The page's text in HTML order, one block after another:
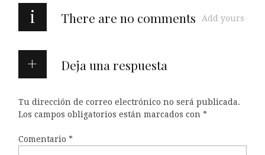
i There are no comments Add yours
Deja una respuesta
Tu dirección de correo electrónico no será publicada.
Los campos obligatorios están marcados con *
Comentario *